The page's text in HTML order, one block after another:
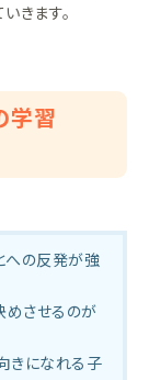
きます。
学習
への反発が強
めさせるのが
きになれる子